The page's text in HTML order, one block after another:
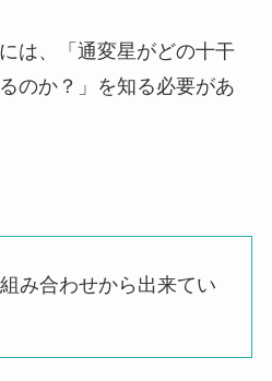
は、
「通変星がどの十干
のか？」 を知る必要があ
み合わせから出来てい